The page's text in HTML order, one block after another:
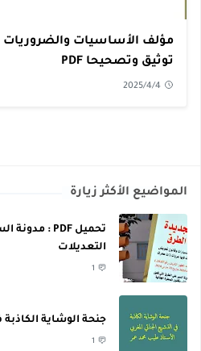
مؤلف الأساسيات والضروريات
توثيق وتصحيحا PDF
2025/4/4
المواضيع الأكثر زيارة
التعديلات
1
جنحة الوشاية
1